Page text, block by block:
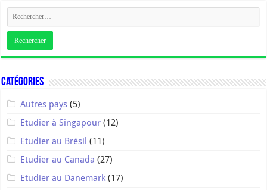
Catégories
Autres pays (5)
Etudier à Singapour (12)
Etudier au Brésil (11)
Etudier au Canada (27)
Etudier au Danemark (17)